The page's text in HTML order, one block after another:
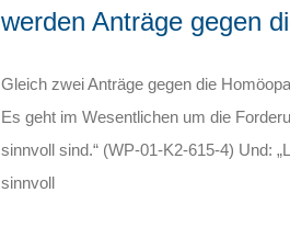
werden Anträge gegen
Gleich zwei Anträge gegen die
Es geht im Wesentlichen um die
sinnvoll sind.“ (WP-01-K2-615-4) Und:
sinnvoll